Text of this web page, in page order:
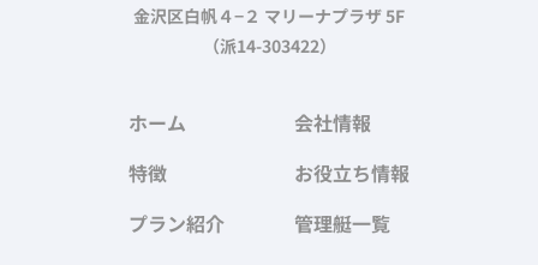
金沢区白帆４−２ マリーナプラザ 5F
（派14-303422）
ホーム
特徴
プラン紹介
会社情報
お役立ち情報
管理艇一覧